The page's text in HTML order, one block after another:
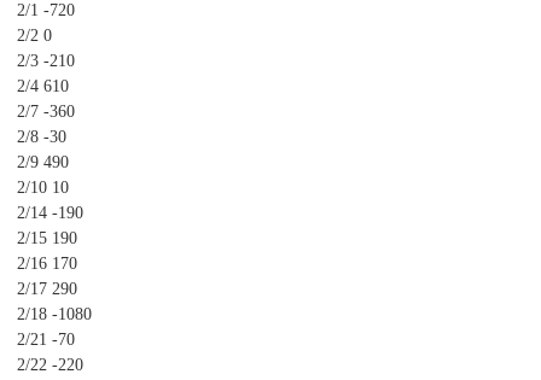
2/1 -720
2/2 0
2/3 -210
2/4 610
2/7 -360
2/8 -30
2/9 490
2/10 10
2/14 -190
2/15 190
2/16 170
2/17 290
2/18 -1080
2/21 -70
2/22 -220